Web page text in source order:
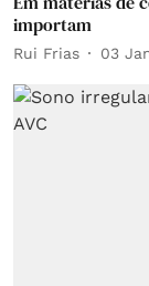
importam
Rui Frias 03